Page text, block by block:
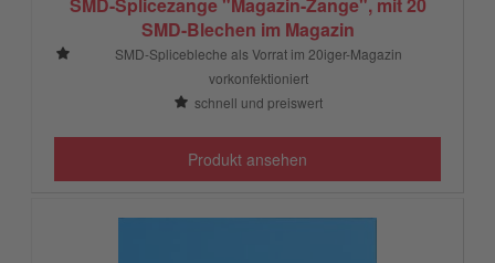
SMD-Blechen im Magazin
SMD-Splicebleche als Vorrat im 20iger-Magazin
vorkonfektioniert
schnell und preiswert
Produkt ansehen